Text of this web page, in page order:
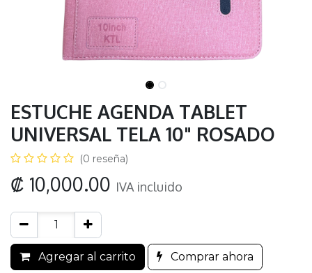
ESTUCHE AGENDA TABLET
UNIVERSAL TELA 10" ROSADO
(0 reseña)
₡ 10,000.00 IVA incluido
Agregar al carrito Comprar ahora